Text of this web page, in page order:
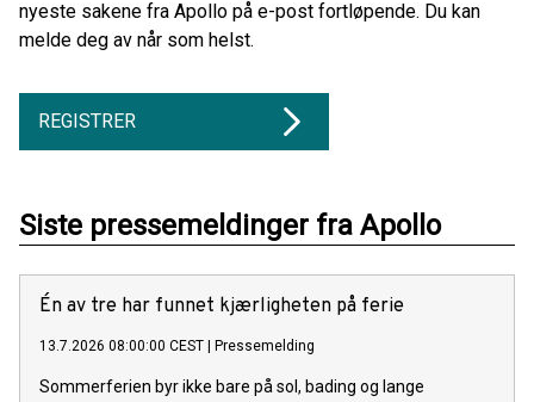
nyeste sakene fra Apollo på e-post fortløpende. Du kan
melde deg av når som helst.
REGISTRER
Siste pressemeldinger fra Apollo
Én av tre har funnet kjærligheten på ferie
13.7.2026 08:00:00 CEST | Pressemelding
Sommerferien byr ikke bare på sol, bading og lange